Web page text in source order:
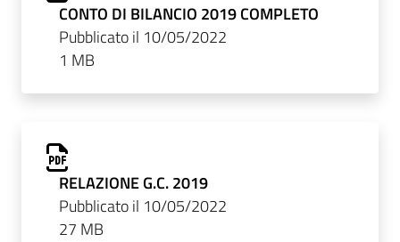
CONTO DI BILANCIO 2019 COMPLETO
Pubblicato il 10/05/2022
1 MB
RELAZIONE G.C. 2019
Pubblicato il 10/05/2022
27 MB